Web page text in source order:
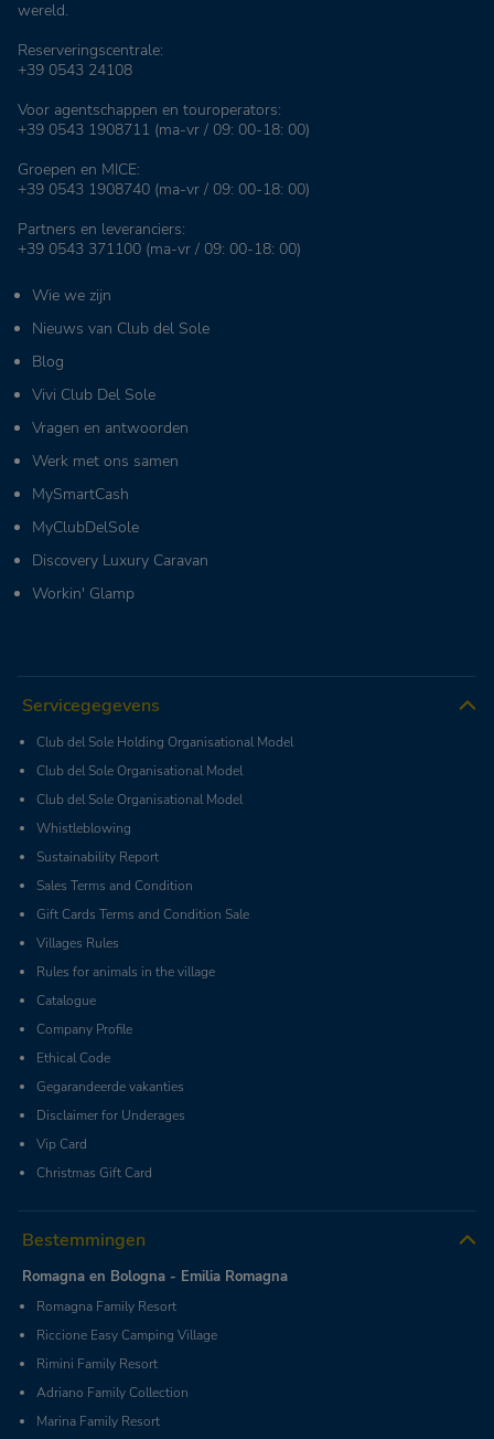
wereld.
Reserveringscentrale:
+39 0543 24108
Voor agentschappen en touroperators:
+39 0543 1908711 (ma-vr / 09: 00-18: 00)
Groepen en MICE:
+39 0543 1908740 (ma-vr / 09: 00-18: 00)
Partners en leveranciers:
+39 0543 371100 (ma-vr / 09: 00-18: 00)
Wie we zijn
Nieuws van Club del Sole
Blog
Vivi Club Del Sole
Vragen en antwoorden
Werk met ons samen
MySmartCash
MyClubDelSole
Discovery Luxury Caravan
Workin' Glamp
Servicegegevens
Club del Sole Holding Organisational Model
Club del Sole Organisational Model
Club del Sole Organisational Model
Whistleblowing
Sustainability Report
Sales Terms and Condition
Gift Cards Terms and Condition Sale
Villages Rules
Rules for animals in the village
Catalogue
Company Profile
Ethical Code
Gegarandeerde vakanties
Disclaimer for Underages
Vip Card
Christmas Gift Card
Bestemmingen
Romagna en Bologna - Emilia Romagna
Romagna Family Resort
Riccione Easy Camping Village
Rimini Family Resort
Adriano Family Collection
Marina Family Resort